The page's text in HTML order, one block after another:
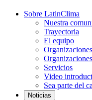
Sobre LatinClima
Nuestra
Trayectoria
El equipo
Servicios
Video
Sea parte del
Noticias